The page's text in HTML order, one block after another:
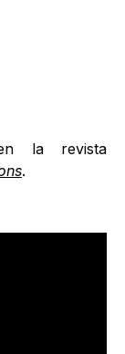
la revista
.